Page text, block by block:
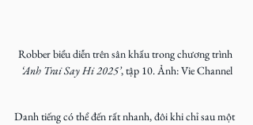
Robber biểu diễn trên sân khấu trong chương trình
‘Anh Trai Say Hi 2025’, tập 10. Ảnh: Vie Channel
Danh tiếng có thể đến rất nhanh, đôi khi chỉ sau một